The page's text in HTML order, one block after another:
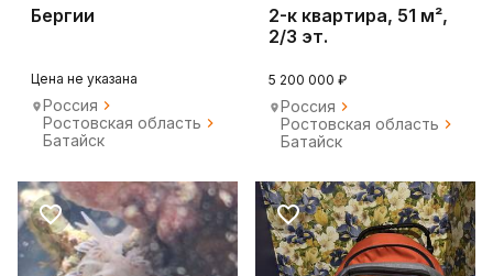
Бергии
Цена не указана
Россия
Ростовская область
Батайск
2-к квартира, 51 м²,
2/3 эт.
5 200 000 ₽
Россия
Ростовская область
Батайск